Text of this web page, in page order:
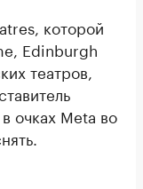
которой
Edinburgh
театров,
очках Meta во